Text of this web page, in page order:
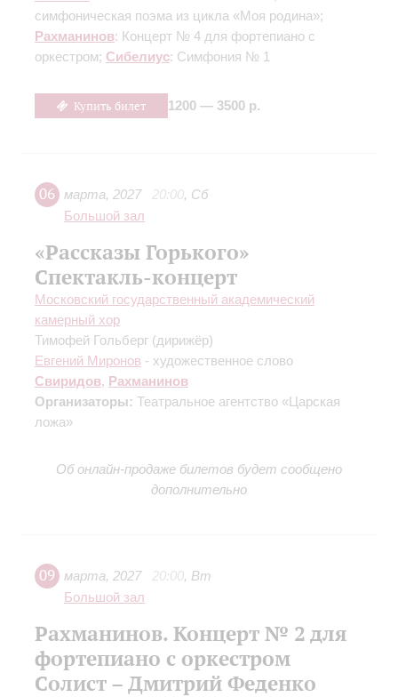
симфоническая поэма из цикла «Моя родина»;
Рахманинов: Концерт № 4 для фортепиано с
оркестром; Сибелиус: Симфония № 1
Купить билет 1200 — 3500 р.
06 марта, 2027 20:00, Сб
Большой зал
«Рассказы Горького»
Спектакль-концерт
Московский государственный академический
камерный хор
Тимофей Гольберг (дирижёр)
Евгений Миронов - художественное слово
Свиридов, Рахманинов
Организаторы: Театральное агентство «Царская
ложа»
Об онлайн-продаже билетов будет сообщено
дополнительно
09 марта, 2027 20:00, Вт
Большой зал
Рахманинов. Концерт № 2 для
фортепиано с оркестром
Солист – Дмитрий Феденко